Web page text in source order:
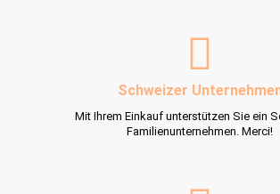
Schweizer
Mit Ihrem Einkauf unterstützen Sie ein
Familienunternehmen. Merci!